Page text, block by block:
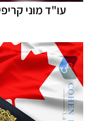
עו"ד מוני